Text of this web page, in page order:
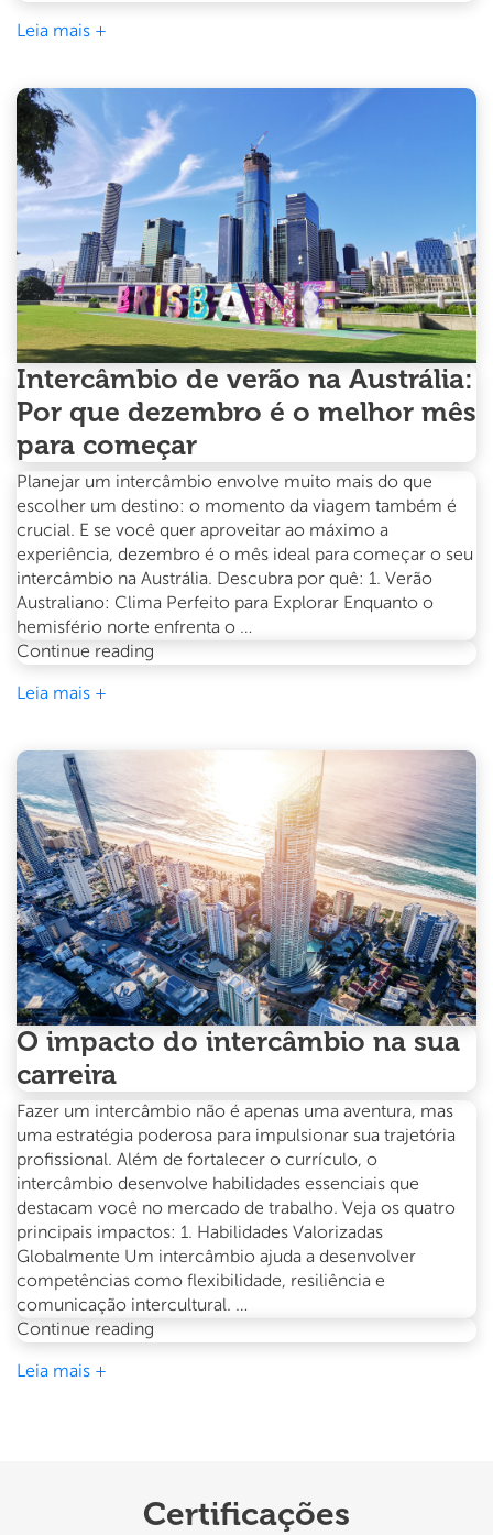
seu
intercâmbio
em
2025
Leia mais +
Intercâmbio de verão na Austrália:
Por que dezembro é o melhor mês
para começar
Planejar um intercâmbio envolve muito mais do que
escolher um destino: o momento da viagem também é
crucial. E se você quer aproveitar ao máximo a
experiência, dezembro é o mês ideal para começar o seu
intercâmbio na Austrália. Descubra por quê: 1. Verão
Australiano: Clima Perfeito para Explorar Enquanto o
hemisfério norte enfrenta o …
Continue reading
Austrália:
que
dezembro
é
o
melhor
mês
para
começar
Leia mais +
O impacto do intercâmbio na sua
carreira
Fazer um intercâmbio não é apenas uma aventura, mas
uma estratégia poderosa para impulsionar sua trajetória
profissional. Além de fortalecer o currículo, o
intercâmbio desenvolve habilidades essenciais que
destacam você no mercado de trabalho. Veja os quatro
principais impactos: 1. Habilidades Valorizadas
Globalmente Um intercâmbio ajuda a desenvolver
competências como flexibilidade, resiliência e
comunicação intercultural. …
Continue reading
Leia mais +
Certificações